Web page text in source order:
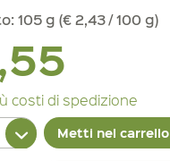
105 g (€ 2,43 / 100 g)
costi di spedizione
Metti nel carrello